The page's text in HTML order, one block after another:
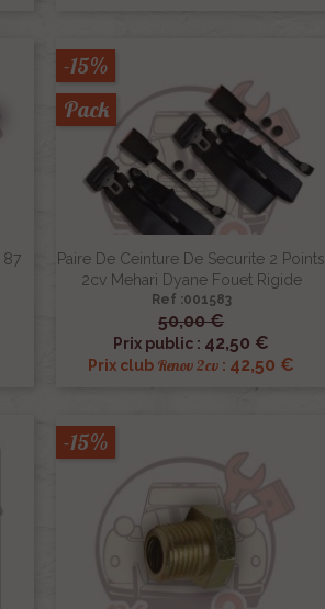
87
Paire De Ceinture De Securite 2 Points
2cv Mehari Dyane Fouet Rigide
Ref :001583
50,00 €
Prix public : 42,50 €
Prix club Renov 2cv : 42,50 €
-15%
Pack
 Aperçu rapide
-15%